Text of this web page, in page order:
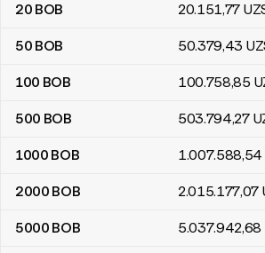
20 BOB 20.151,77
50 BOB 50.379,43
100 BOB 100.758,85
500 BOB 503.794,27
1000 BOB 1.007.588,54
2000 BOB 2.015.177,07
5000 BOB 5.037.942,68